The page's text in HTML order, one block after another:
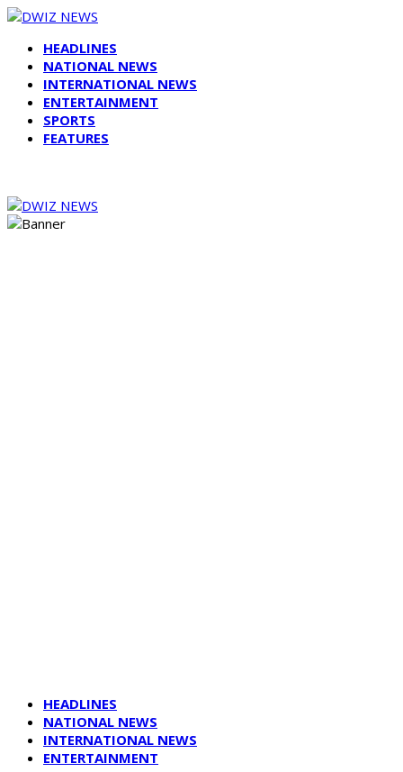
HEADLINES
NATIONAL NEWS
INTERNATIONAL NEWS
ENTERTAINMENT
SPORTS
FEATURES
HEADLINES
NATIONAL NEWS
INTERNATIONAL NEWS
ENTERTAINMENT